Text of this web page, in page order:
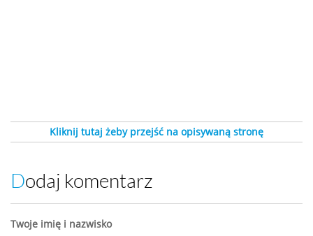
Kliknij tutaj żeby przejść na opisywaną stronę
Dodaj komentarz
Twoje imię i nazwisko